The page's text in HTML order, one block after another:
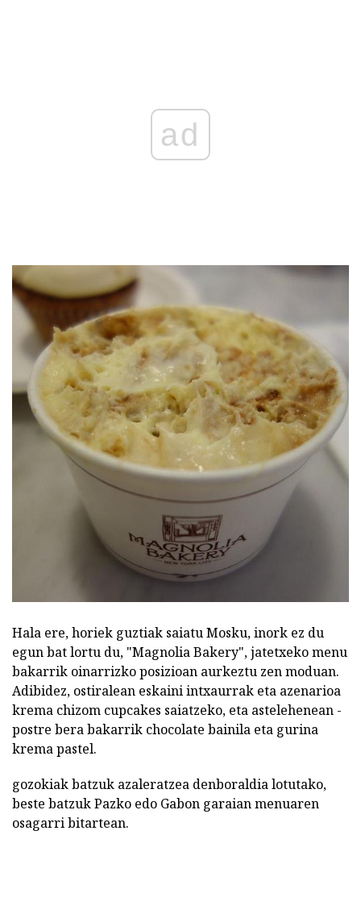
ad
Hala ere, horiek guztiak saiatu Mosku, inork ez du
egun bat lortu du, "Magnolia Bakery", jatetxeko menu
bakarrik oinarrizko posizioan aurkeztu zen moduan.
Adibidez, ostiralean eskaini intxaurrak eta azenarioa
krema chizom cupcakes saiatzeko, eta astelehenean -
postre bera bakarrik chocolate bainila eta gurina
krema pastel.
gozokiak batzuk azaleratzea denboraldia lotutako,
beste batzuk Pazko edo Gabon garaian menuaren
osagarri bitartean.